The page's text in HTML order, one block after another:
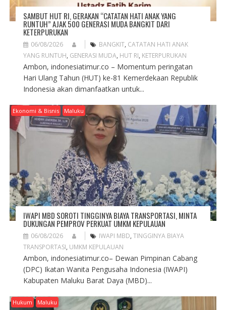
SAMBUT HUT RI, GERAKAN “CATATAN HATI ANAK YANG
RUNTUH” AJAK 500 GENERASI MUDA BANGKIT DARI
KETERPURUKAN
06/08/2026 BANGKIT, CATATAN HATI ANAK
YANG RUNTUH, GENERASI MUDA, HUT RI, KETERPURUKAN
Ambon, indonesiatimur.co – Momentum peringatan
Hari Ulang Tahun (HUT) ke-81 Kemerdekaan Republik
Indonesia akan dimanfaatkan untuk...
Ekonomi & Bisnis Maluku
IWAPI MBD SOROTI TINGGINYA BIAYA TRANSPORTASI, MINTA
DUKUNGAN PEMPROV PERKUAT UMKM KEPULAUAN
06/08/2026 IWAPI MBD, TINGGINYA BIAYA
TRANSPORTASI, UMKM KEPULAUAN
Ambon, indonesiatimur.co– Dewan Pimpinan Cabang
(DPC) Ikatan Wanita Pengusaha Indonesia (IWAPI)
Kabupaten Maluku Barat Daya (MBD)...
Hukum Maluku